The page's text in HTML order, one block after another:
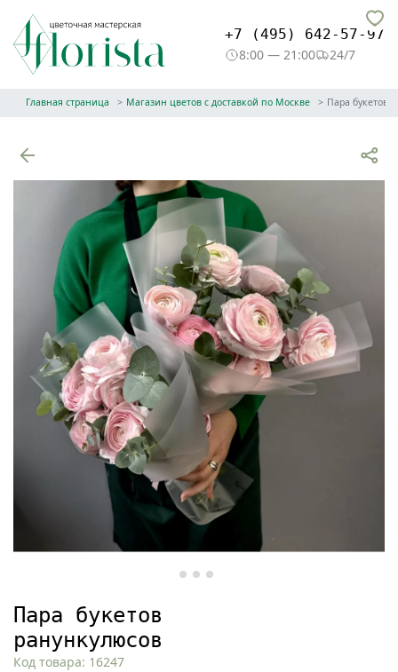
+7 (495) 642-57-97
8:00 — 21:00
24/7
Главная страница Магазин цветов с доставкой по Москве Пара букетов
Пара букетов
ранункулюсов
Код товара: 16247